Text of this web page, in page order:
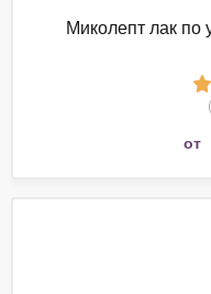
Миколепт лак по
от